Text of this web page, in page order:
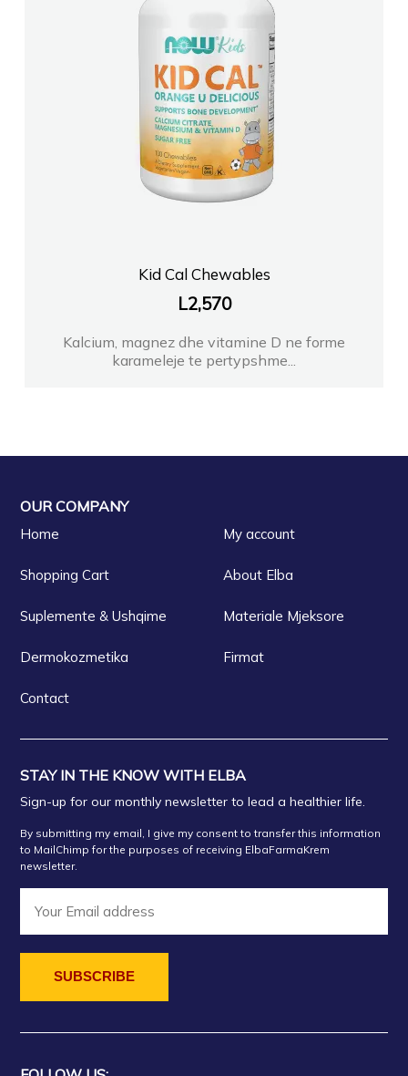
Kid Cal Chewables
L2,570
Kalcium, magnez dhe vitamine D ne forme
karameleje te pertypshme...
OUR COMPANY
Home My account
Shopping Cart About Elba
Suplemente & Ushqime Materiale Mjeksore
Dermokozmetika Firmat
Contact
STAY IN THE KNOW WITH ELBA
Sign-up for our monthly newsletter to lead a healthier life.
By submitting my email, I give my consent to transfer this information
to MailChimp for the purposes of receiving ElbaFarmaKrem
newsletter.